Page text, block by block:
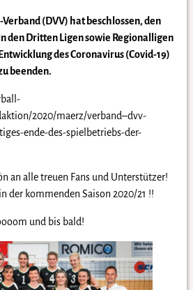
(DVV) hat beschlossen, den
den Dritten Ligen sowie Regionalligen
des Coronavirus (Covid-19)
beenden.
2020/maerz/verband–dvv-
ende-des-spielbetriebs-der-
an alle treuen Fans und Unterstützer!
der kommenden Saison 2020/21 !!
und bis bald!